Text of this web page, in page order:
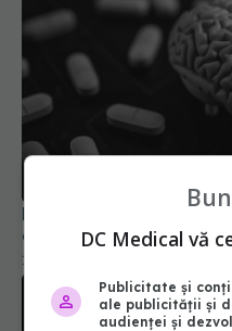
demență
17 apr 2026, 09:43
DC Medical vă
Publicitate și
ale publicității și
audienței și